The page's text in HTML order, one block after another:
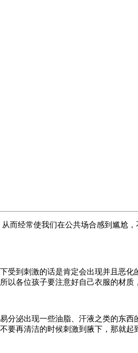
经常使我们在公共场合感到尴尬
到刺激的话是肯定会出现并且恶化
各位孩子要注意好自己衣服的材质
泌出现一些油脂、汗液之类的东西
再清洁的时候刺激到腋下，那就起